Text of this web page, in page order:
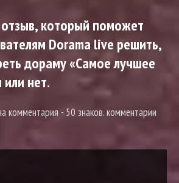
отзыв, который поможет
Dorama live решить,
дораму «Самое лучшее
нет.
комментария - 50 знаков. комментарии